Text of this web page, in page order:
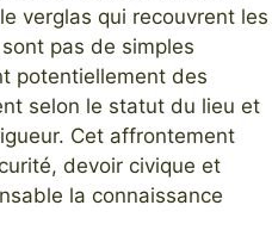
verglas qui recouvrent les
pas de simples
potentiellement des
selon le statut du lieu et
Cet affrontement
devoir civique et
la connaissance